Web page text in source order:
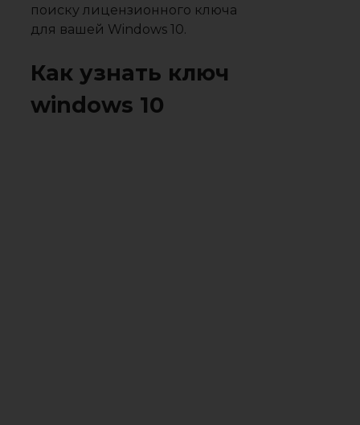
поиску лицензионного ключа
для вашей Windows 10.
Как узнать ключ
windows 10